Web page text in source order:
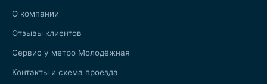
О компании
Отзывы клиентов
Сервис у метро Молодёжная
Контакты и схема проезда